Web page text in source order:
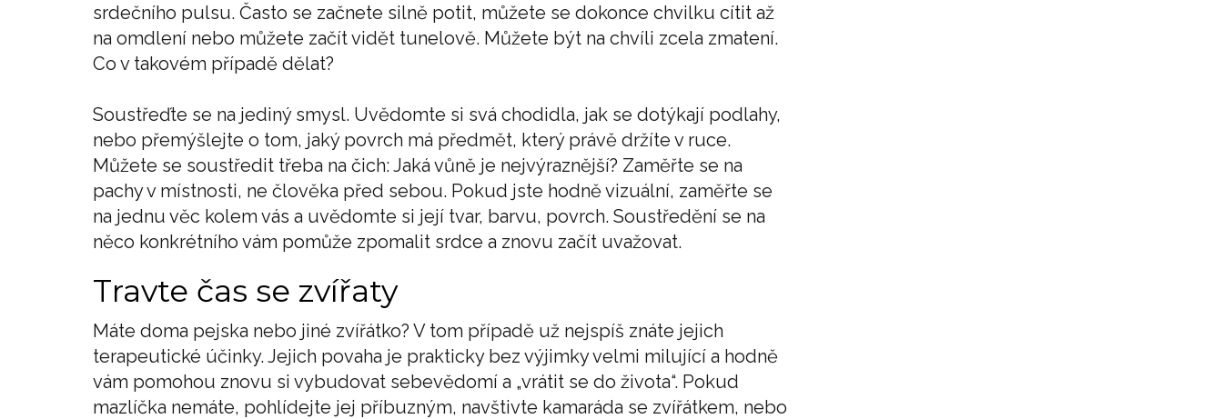
srdečního pulsu. Často se začnete silně potit, můžete se dokonce chvilku cítit až
na omdlení nebo můžete začít vidět tunelově. Můžete být na chvíli zcela zmatení.
Co v takovém případě dělat?
Soustřeďte se na jediný smysl. Uvědomte si svá chodidla, jak se dotýkají podlahy,
nebo přemýšlejte o tom, jaký povrch má předmět, který právě držíte v ruce.
Můžete se soustředit třeba na čich: Jaká vůně je nejvýraznější? Zaměřte se na
pachy v místnosti, ne člověka před sebou. Pokud jste hodně vizuální, zaměřte se
na jednu věc kolem vás a uvědomte si její tvar, barvu, povrch. Soustředění se na
něco konkrétního vám pomůže zpomalit srdce a znovu začít uvažovat.
Travte čas se zvířaty
Máte doma pejska nebo jiné zvířátko? V tom případě už nejspíš znáte jejich
terapeutické účinky. Jejich povaha je prakticky bez výjimky velmi milující a hodně
vám pomohou znovu si vybudovat sebevědomí a „vrátit se do života“. Pokud
mazlíčka nemáte, pohlídejte jej příbuzným, navštivte kamaráda se zvířátkem, nebo